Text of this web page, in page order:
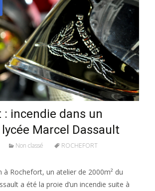
: incendie dans un
Marcel Dassault
Non classé ROCHEFORT
à Rochefort, un atelier de 2000m² du
a été la proie d’un incendie suite à